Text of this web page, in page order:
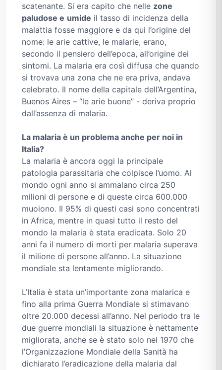
scatenante. Si era capito che nelle zone
paludose e umide il tasso di incidenza della
malattia fosse maggiore e da qui l’origine del
nome: le arie cattive, le malarie, erano,
secondo il pensiero dell’epoca, all’origine dei
sintomi. La malaria era così diffusa che quando
si trovava una zona che ne era priva, andava
celebrato. Il nome della capitale dell’Argentina,
Buenos Aires – “le arie buone” - deriva proprio
dall’assenza di malaria.
La malaria è un problema anche per noi in
Italia?
La malaria è ancora oggi la principale
patologia parassitaria che colpisce l’uomo. Al
mondo ogni anno si ammalano circa 250
milioni di persone e di queste circa 600.000
muoiono. Il 95% di questi casi sono concentrati
in Africa, mentre in quasi tutto il resto del
mondo la malaria è stata eradicata. Solo 20
anni fa il numero di morti per malaria superava
il milione di persone all’anno. La situazione
mondiale sta lentamente migliorando.
L’Italia è stata un’importante zona malarica e
fino alla prima Guerra Mondiale si stimavano
oltre 20.000 decessi all’anno. Nel periodo tra le
due guerre mondiali la situazione è nettamente
migliorata, anche se è stato solo nel 1970 che
l’Organizzazione Mondiale della Sanità ha
dichiarato l’eradicazione della malaria dal